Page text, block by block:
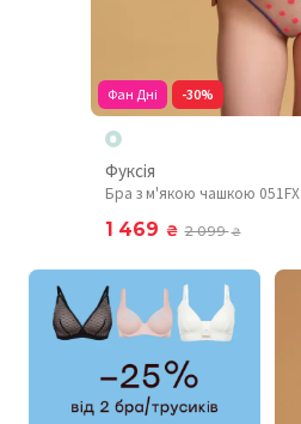
Фан Дні -30%
Фуксія
Бра з м'якою чашкою 051FX
1 469 ₴ 2 099₴